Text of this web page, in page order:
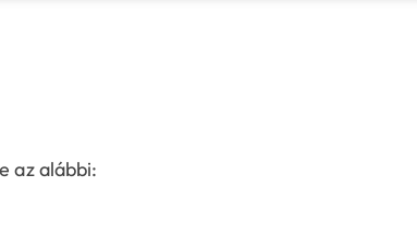
az alábbi: